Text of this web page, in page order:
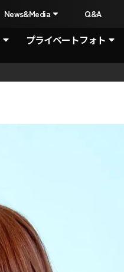
News&Media Q&A
プライベートフォト